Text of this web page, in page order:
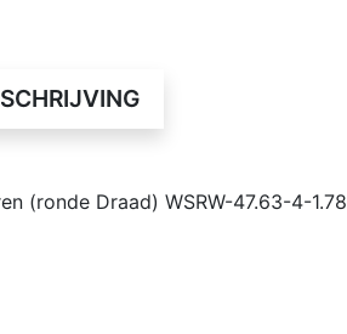
(ronde Draad) WSRW-47.63-4-1.78